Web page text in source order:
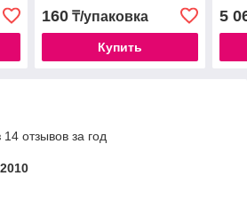
160₸/упаковка
Купить
5
отзывов за год